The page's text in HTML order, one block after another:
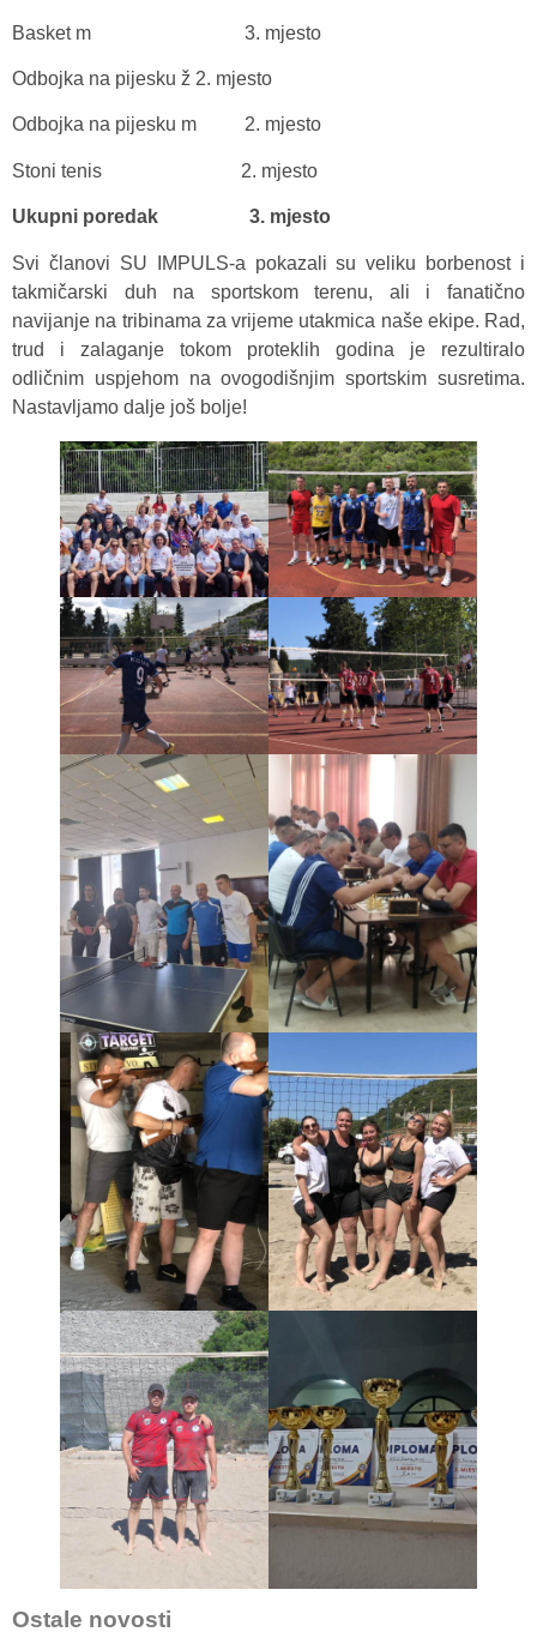
Basket m 3. mjesto
Odbojka na pijesku ž 2. mjesto
Odbojka na pijesku m 2. mjesto
Stoni tenis 2. mjesto
Ukupni poredak 3. mjesto
Svi članovi SU IMPULS-a pokazali su veliku borbenost i
takmičarski duh na sportskom terenu, ali i fanatično
navijanje na tribinama za vrijeme utakmica naše ekipe. Rad,
trud i zalaganje tokom proteklih godina je rezultiralo
odličnim uspjehom na ovogodišnjim sportskim susretima.
Nastavljamo dalje još bolje!
Ostale novosti